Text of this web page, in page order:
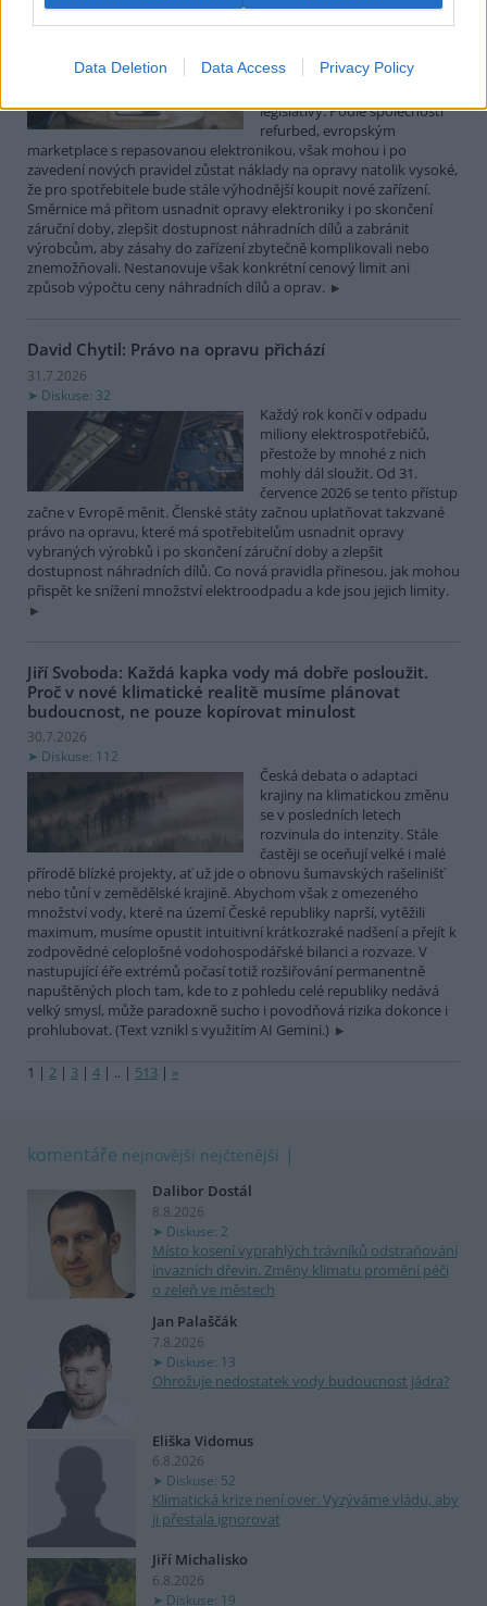
Data Deletion Data Access Privacy Policy
1.8.2026
novou evropskou směrnici o
legislativy. Podle společnosti
refurbed, evropským
marketplace s repasovanou elektronikou, však mohou i po
zavedení nových pravidel zůstat náklady na opravy natolik vysoké,
že pro spotřebitele bude stále výhodnější koupit nové zařízení.
Směrnice má přitom usnadnit opravy elektroniky i po skončení
záruční doby, zlepšit dostupnost náhradních dílů a zabránit
výrobcům, aby zásahy do zařízení zbytečně komplikovali nebo
znemožňovali. Nestanovuje však konkrétní cenový limit ani
způsob výpočtu ceny náhradních dílů a oprav.
David Chytil: Právo na opravu přichází
31.7.2026
Diskuse: 32
Každý rok končí v odpadu
miliony elektrospotřebičů,
přestože by mnohé z nich
mohly dál sloužit. Od 31.
července 2026 se tento přístup
začne v Evropě měnit. Členské státy začnou uplatňovat takzvané
právo na opravu, které má spotřebitelům usnadnit opravy
vybraných výrobků i po skončení záruční doby a zlepšit
dostupnost náhradních dílů. Co nová pravidla přinesou, jak mohou
přispět ke snížení množství elektroodpadu a kde jsou jejich limity.
Jiří Svoboda: Každá kapka vody má dobře posloužit.
Proč v nové klimatické realitě musíme plánovat
budoucnost, ne pouze kopírovat minulost
30.7.2026
Diskuse: 112
Česká debata o adaptaci
krajiny na klimatickou změnu
se v posledních letech
rozvinula do intenzity. Stále
častěji se oceňují velké i malé
přírodě blízké projekty, ať už jde o obnovu šumavských rašelinišť
nebo tůní v zemědělské krajině. Abychom však z omezeného
množství vody, které na území České republiky naprší, vytěžili
maximum, musíme opustit intuitivní krátkozraké nadšení a přejít k
zodpovědné celoplošné vodohospodářské bilanci a rozvaze. V
nastupující éře extrémů počasí totiž rozšiřování permanentně
napuštěných ploch tam, kde to z pohledu celé republiky nedává
velký smysl, může paradoxně sucho i povodňová rizika dokonce i
prohlubovat. (Text vznikl s využitím AI Gemini.)
1 | 2 | 3 | 4 | .. | 513 | »
komentáře nejnovější nejčtenější
Dalibor Dostál
8.8.2026
Diskuse: 2
Místo kosení vyprahlých trávníků odstraňování
invazních dřevin. Změny klimatu promění péči
o zeleň ve městech
Jan Palaščák
7.8.2026
Diskuse: 13
Ohrožuje nedostatek vody budoucnost jádra?
Eliška Vidomus
6.8.2026
Diskuse: 52
Klimatická krize není over. Vyzýváme vládu, aby
ji přestala ignorovat
Jiří Michalisko
6.8.2026
Diskuse: 19